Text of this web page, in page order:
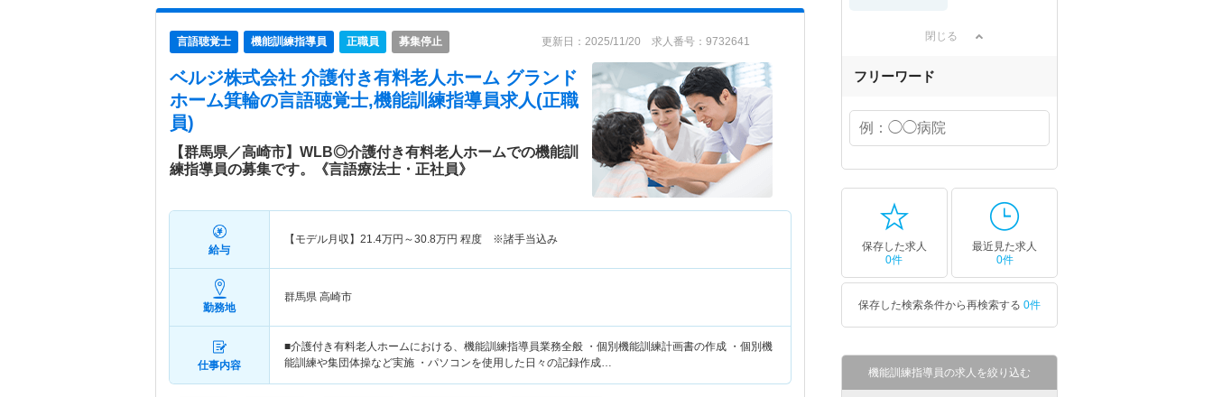
言語聴覚士 機能訓練指導員 正職員 募集停止 更新日：2025/11/20 求人番号：9732641
ベルジ株式会社 介護付き有料老人ホーム グランド
ホーム箕輪の言語聴覚士,機能訓練指導員求人(正職
員)
【群馬県／高崎市】WLB◎介護付き有料老人ホームでの機能訓
練指導員の募集です。《言語療法士・正社員》
給与
【モデル月収】 21.4万円～30.8万円 程度 ※諸手当込み
勤務地
群馬県 高崎市
仕事内容
■介護付き有料老人ホームにおける、機能訓練指導員業務全般 ・個別機能訓練計画書の作成 ・個別機
能訓練や集団体操など実施 ・パソコンを使用した日々の記録作成…
閉じる
フリーワード
保存した求人
0件
最近見た求人
0件
保存した検索条件から再検索する 0件
機能訓練指導員の求人を絞り込む